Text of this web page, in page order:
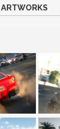
ARTWORKS